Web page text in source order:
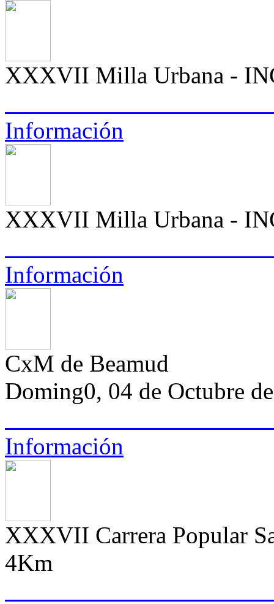
XXXVII Milla Urbana -
Información
XXXVII Milla Urbana -
Información
CxM de Beamud
Doming0, 04 de Octubre
Información
XXXVII Carrera Popular
4Km